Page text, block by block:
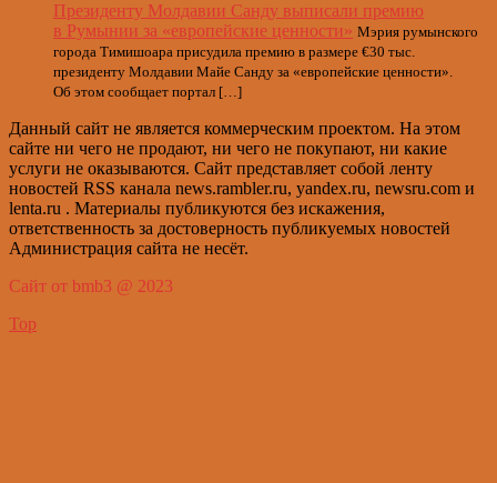
Президенту Молдавии Санду выписали премию
в Румынии за «европейские ценности» Мэрия румынского
города Тимишоара присудила премию в размере €30 тыс.
президенту Молдавии Майе Санду за «европейские ценности».
Об этом сообщает портал […]
Данный сайт не является коммерческим проектом. На этом
сайте ни чего не продают, ни чего не покупают, ни какие
услуги не оказываются. Сайт представляет собой ленту
новостей RSS канала news.rambler.ru, yandex.ru, newsru.com и
lenta.ru . Материалы публикуются без искажения,
ответственность за достоверность публикуемых новостей
Администрация сайта не несёт.
Сайт от bmb3 @ 2023
Top